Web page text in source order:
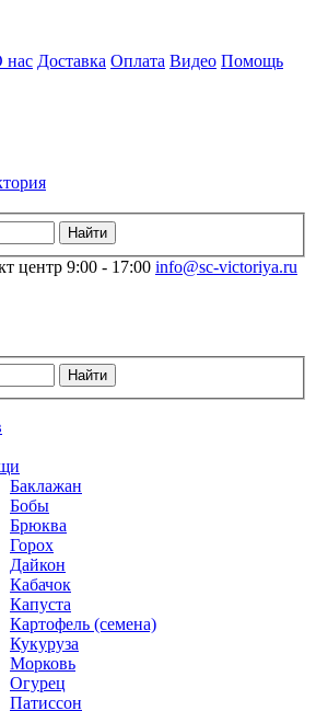
нас Доставка Оплата Видео Помощь
центр 9:00 - 17:00 info@sc-victoriya.ru
Баклажан
Бобы
Брюква
Горох
Дайкон
Кабачок
Капуста
Картофель (семена)
Кукуруза
Морковь
Огурец
Патиссон